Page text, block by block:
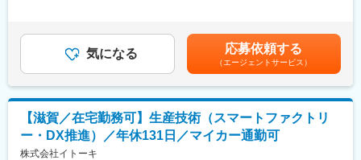
◇戸建て住宅の企画開発・生産を核に、街づくり、リフォーム、
マンション、不動産、オフィス店舗、海外事業など多角化を推進
しています。
◇愛知県戸建て販売シェアトップクラス。2020年1月に、トヨタ
自動車とパナソニックの出資によりプライムライフテクノロジー
ズが設立し、その一員として各社の持つリソーセス「クルマ」
「家電」「住宅」の連携を高め、暮らしの当たり前を変える新た
な街づくりを目指しています。
化に向けた工程設計、レイアウト設計、設備導入をお任せ致しま
す。現場で発生している課題に対して、DXやAIを用いた改善策の
検討、要件定義を実施頂きます。その後はDX本部と連携しながら
■働き方：
残業は20時間/月程度で、年間休日131日、夜勤なしと働きやすい
環境を整えております。滋賀工場は2022年10月竣工の新しい工場
績年4ヶ月分賃金はあくまでも目安の金額であり、選考を通じて上
下する可能性があります。月給(月額)は固定手当を含めた表記で
す。
気になる 応募依頼する
（エージェントサービス）
【滋賀／在宅勤務可】生産技術（スマートファクトリ
ー・DX推進）／年休131日／マイカー通勤可
株式会社イトーキ